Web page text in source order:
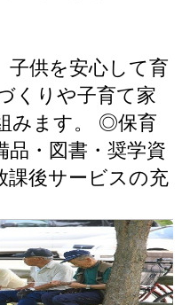
子供を安心して育
くりや子育て家
みます。 ◎保育
品・図書・奨学資
課後サービスの充